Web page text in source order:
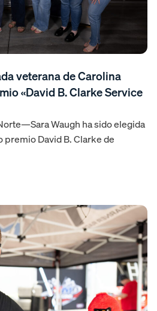
veterana de Carolina
«David B. Clarke Service
Waugh ha sido elegida
David B. Clarke de